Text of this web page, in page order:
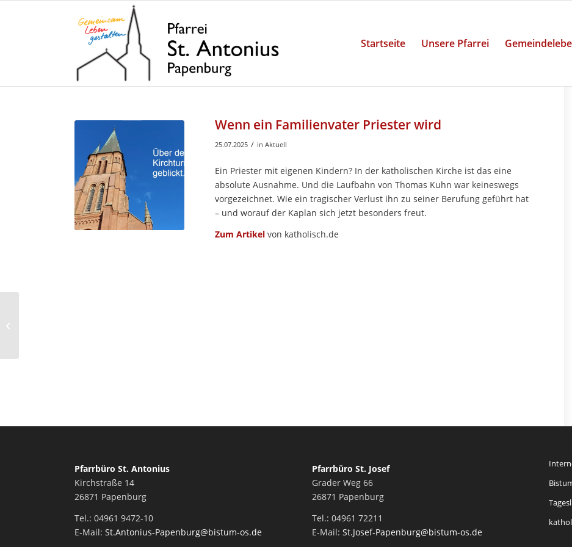
Startseite Unsere Pfarrei
Wenn ein Familienvater Priester wird
25.07.2025 / in Aktuell
Ein Priester mit eigenen Kindern? In der katholischen Kirche ist das eine
absolute Ausnahme. Und die Laufbahn von Thomas Kuhn war keineswegs
vorgezeichnet. Wie ein tragischer Verlust ihn zu seiner Berufung geführt hat
– und worauf der Kaplan sich jetzt besonders freut.
Zum Artikel von katholisch.de
Pfarrbüro St. Antonius
Kirchstraße 14
26871 Papenburg
Tel.: 04961 9472-10
E-Mail: St.Antonius-Papenburg@bistum-os.de
Pfarrbüro St. Josef
Grader Weg 66
26871 Papenburg
Tel.: 04961 72211
E-Mail: St.Josef-Papenburg@bistum-os.de